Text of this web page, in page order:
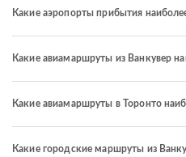
Какие аэропорты прибытия
Какие авиамаршруты из Ванкувер
Какие авиамаршруты в Торонто
Какие городские маршруты из